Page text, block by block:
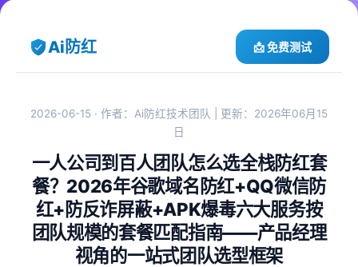
Ai防红 📩 免费测试
2026-06-15 · 作者：Ai防红技术团队 | 更新：2026年06月15
日
一人公司到百人团队怎么选全栈防红套
餐？2026年谷歌域名防红+QQ微信防
红+防反诈屏蔽+APK爆毒六大服务按
团队规模的套餐匹配指南——产品经理
视角的一站式团队选型框架